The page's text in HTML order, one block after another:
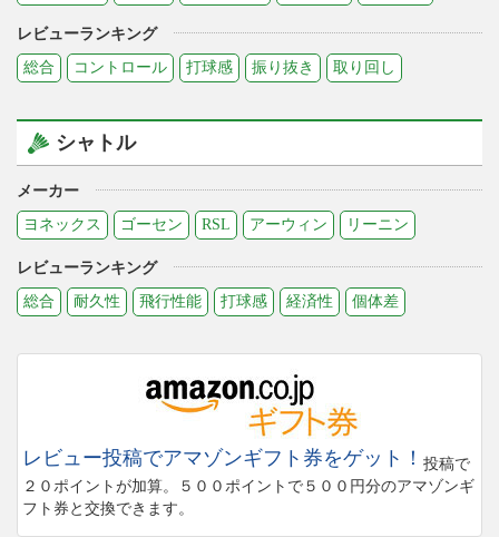
レビューランキング
総合
コントロール 打球感 振り抜き 取り回し
シャトル
メーカー
ヨネックス
ゴーセン RSL アーウィン リーニン
レビューランキング
総合
耐久性 飛行性能 打球感 経済性 個体差
レビュー投稿でアマゾンギフト券をゲット！ 投稿で
２０ポイントが加算。５００ポイントで５００円分のアマゾンギ
フト券と交換できます。